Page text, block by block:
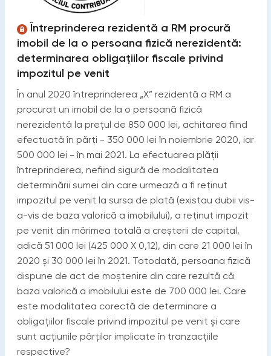
Întreprinderea rezidentă a RM procură
imobil de la o persoana fizică nerezidentă:
determinarea obligațiilor fiscale privind
impozitul pe venit
În anul 2020 întreprinderea „X” rezidentă a RM a
procurat un imobil de la o persoană fizică
nerezidentă la prețul de 850 000 lei, achitarea fiind
efectuată în părți - 350 000 lei în noiembrie 2020, iar
500 000 lei - în mai 2021. La efectuarea plății
întreprinderea, nefiind sigură de modalitatea
determinării sumei din care urmează a fi reținut
impozitul pe venit la sursa de plată (existau dubii vis-
a-vis de baza valorică a imobilului), a reținut impozit
pe venit din mărimea totală a creșterii de capital,
adică 51 000 lei (425 000 X 0,12), din care 21 000 lei în
2020 și 30 000 lei în 2021. Totodată, persoana fizică
dispune de act de moștenire din care rezultă că
baza valorică a imobilului este de 700 000 lei. Care
este modalitatea corectă de determinare a
obligațiilor fiscale privind impozitul pe venit și care
sunt acțiunile părților implicate în tranzacțiile
respective?